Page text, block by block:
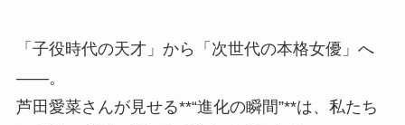
「子役時代の天才」から「次世代の本格女優」へ
——。
芦田愛菜さんが見せる**“進化の瞬間”**は、私たち